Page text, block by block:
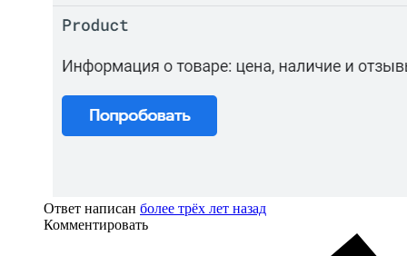
Ответ написан более трёх лет назад
Комментировать